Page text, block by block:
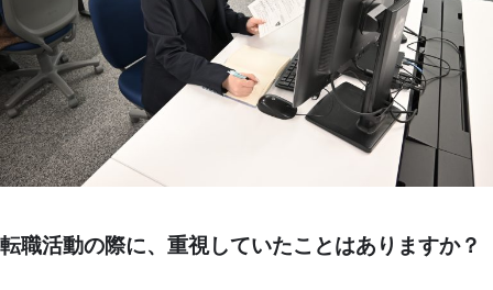
転職活動の際に、重視していたことはありますか？